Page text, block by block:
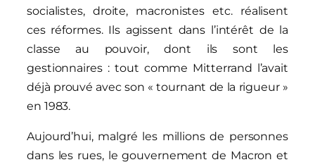
socialistes, droite, macronistes etc. réalisent
ces réformes. Ils agissent dans l’intérêt de la
classe au pouvoir, dont ils sont les
gestionnaires : tout comme Mitterrand l’avait
déjà prouvé avec son « tournant de la rigueur »
en 1983.
Aujourd’hui, malgré les millions de personnes
dans les rues, le gouvernement de Macron et